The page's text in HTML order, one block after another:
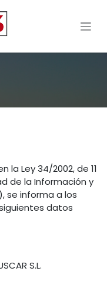
la Ley 34/2002, de 11
de la Información y
se informa a los
datos
S.L.